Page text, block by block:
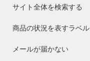
サイト全体を検索する
商品の状況を表すラベル
メールが届かない